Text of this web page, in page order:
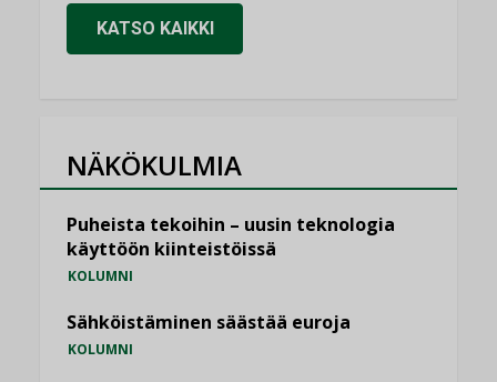
KATSO KAIKKI
NÄKÖKULMIA
Puheista tekoihin – uusin teknologia
käyttöön kiinteistöissä
KOLUMNI
Sähköistäminen säästää euroja
KOLUMNI